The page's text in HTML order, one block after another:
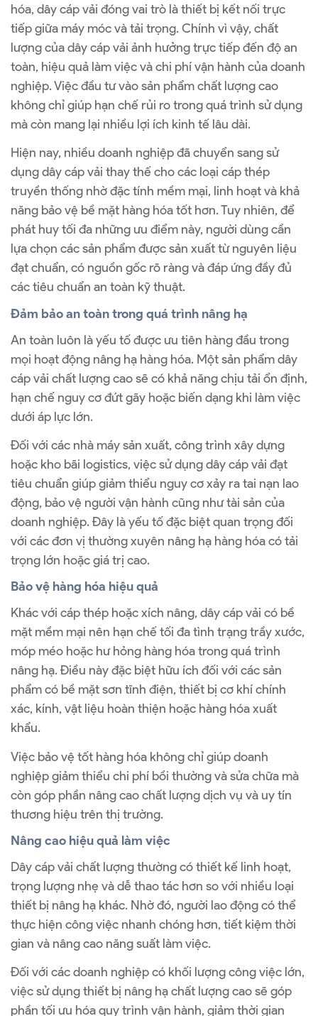
hóa, dây cáp vải đóng vai trò là thiết bị kết nối trực
tiếp giữa máy móc và tải trọng. Chính vì vậy, chất
lượng của dây cáp vải ảnh hưởng trực tiếp đến độ an
toàn, hiệu quả làm việc và chi phí vận hành của doanh
nghiệp. Việc đầu tư vào sản phẩm chất lượng cao
không chỉ giúp hạn chế rủi ro trong quá trình sử dụng
mà còn mang lại nhiều lợi ích kinh tế lâu dài.
Hiện nay, nhiều doanh nghiệp đã chuyển sang sử
dụng dây cáp vải thay thế cho các loại cáp thép
truyền thống nhờ đặc tính mềm mại, linh hoạt và khả
năng bảo vệ bề mặt hàng hóa tốt hơn. Tuy nhiên, để
phát huy tối đa những ưu điểm này, người dùng cần
lựa chọn các sản phẩm được sản xuất từ nguyên liệu
đạt chuẩn, có nguồn gốc rõ ràng và đáp ứng đầy đủ
các tiêu chuẩn an toàn kỹ thuật.
Đảm bảo an toàn trong quá trình nâng hạ
An toàn luôn là yếu tố được ưu tiên hàng đầu trong
mọi hoạt động nâng hạ hàng hóa. Một sản phẩm dây
cáp vải chất lượng cao sẽ có khả năng chịu tải ổn định,
hạn chế nguy cơ đứt gãy hoặc biến dạng khi làm việc
dưới áp lực lớn.
Đối với các nhà máy sản xuất, công trình xây dựng
hoặc kho bãi logistics, việc sử dụng dây cáp vải đạt
tiêu chuẩn giúp giảm thiểu nguy cơ xảy ra tai nạn lao
động, bảo vệ người vận hành cũng như tài sản của
doanh nghiệp. Đây là yếu tố đặc biệt quan trọng đối
với các đơn vị thường xuyên nâng hạ hàng hóa có tải
trọng lớn hoặc giá trị cao.
Bảo vệ hàng hóa hiệu quả
Khác với cáp thép hoặc xích nâng, dây cáp vải có bề
mặt mềm mại nên hạn chế tối đa tình trạng trầy xước,
móp méo hoặc hư hỏng hàng hóa trong quá trình
nâng hạ. Điều này đặc biệt hữu ích đối với các sản
phẩm có bề mặt sơn tĩnh điện, thiết bị cơ khí chính
xác, kính, vật liệu hoàn thiện hoặc hàng hóa xuất
khẩu.
Việc bảo vệ tốt hàng hóa không chỉ giúp doanh
nghiệp giảm thiểu chi phí bồi thường và sửa chữa mà
còn góp phần nâng cao chất lượng dịch vụ và uy tín
thương hiệu trên thị trường.
Nâng cao hiệu quả làm việc
Dây cáp vải chất lượng thường có thiết kế linh hoạt,
trọng lượng nhẹ và dễ thao tác hơn so với nhiều loại
thiết bị nâng hạ khác. Nhờ đó, người lao động có thể
thực hiện công việc nhanh chóng hơn, tiết kiệm thời
gian và nâng cao năng suất làm việc.
Đối với các doanh nghiệp có khối lượng công việc lớn,
việc sử dụng thiết bị nâng hạ chất lượng cao sẽ góp
phần tối ưu hóa quy trình vận hành, giảm thời gian